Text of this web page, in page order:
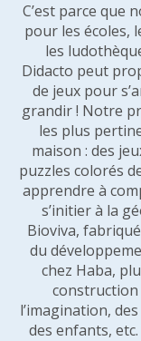
C’est parce que
pour les écoles,
les
Didacto peut
de jeux pour
grandir ! Notre
les plus
maison : des
puzzles colorés
apprendre à
s’initier à la
Bioviva,
du
chez Haba,
l’imagination,
des enfants,